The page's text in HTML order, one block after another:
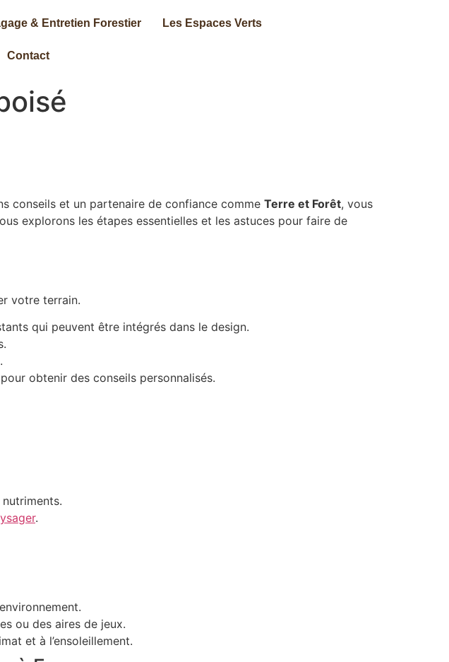
& Entretien Forestier Les Espaces Verts
Contact
conseils et un partenaire de confiance comme Terre et Forêt, vous
explorons les étapes essentielles et les astuces pour faire de
votre terrain.
qui peuvent être intégrés dans le design.
obtenir des conseils personnalisés.
.
ou des aires de jeux.
et à l’ensoleillement.